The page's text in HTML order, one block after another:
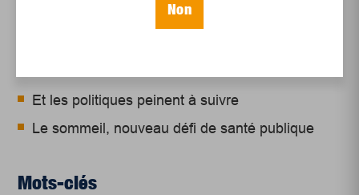
Et les politiques peinent à suivre
Le sommeil, nouveau défi de santé publique
Mots-clés
Non